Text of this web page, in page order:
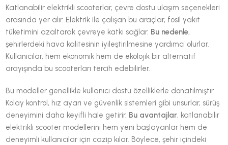
Katlanabilir elektrikli scooterlar, çevre dostu ulaşım seçenekleri
arasında yer alır. Elektrik ile çalışan bu araçlar, fosil yakıt
tüketimini azaltarak çevreye katkı sağlar. Bu nedenle,
şehirlerdeki hava kalitesinin iyileştirilmesine yardımcı olurlar.
Kullanıcılar, hem ekonomik hem de ekolojik bir alternatif
arayışında bu scooterları tercih edebilirler.
Bu modeller genellikle kullanıcı dostu özelliklerle donatılmıştır.
Kolay kontrol, hız ayarı ve güvenlik sistemleri gibi unsurlar, sürüş
deneyimini daha keyifli hale getirir. Bu avantajlar, katlanabilir
elektrikli scooter modellerini hem yeni başlayanlar hem de
deneyimli kullanıcılar için cazip kılar. Böylece, şehir içindeki